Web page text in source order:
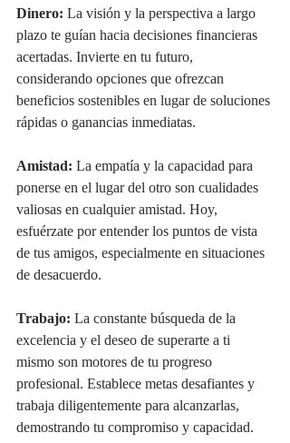
Dinero: La visión y la perspectiva a largo
plazo te guían hacia decisiones financieras
acertadas. Invierte en tu futuro,
considerando opciones que ofrezcan
beneficios sostenibles en lugar de soluciones
rápidas o ganancias inmediatas.
Amistad: La empatía y la capacidad para
ponerse en el lugar del otro son cualidades
valiosas en cualquier amistad. Hoy,
esfuérzate por entender los puntos de vista
de tus amigos, especialmente en situaciones
de desacuerdo.
Trabajo: La constante búsqueda de la
excelencia y el deseo de superarte a ti
mismo son motores de tu progreso
profesional. Establece metas desafiantes y
trabaja diligentemente para alcanzarlas,
demostrando tu compromiso y capacidad.